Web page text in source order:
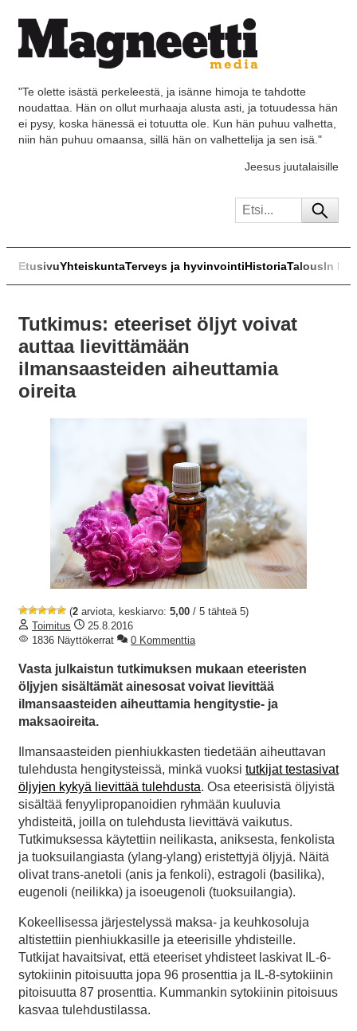
"Te olette isästä perkeleestä, ja isänne himoja te tahdotte
noudattaa. Hän on ollut murhaaja alusta asti, ja totuudessa hän
ei pysy, koska hänessä ei totuutta ole. Kun hän puhuu valhetta,
niin hän puhuu omaansa, sillä hän on valhettelija ja sen isä."
Jeesus juutalaisille
EtusivuYhteiskuntaTerveys ja hyvinvointiHistoriaTalousIn
Tutkimus: eteeriset öljyt voivat
auttaa lievittämään
ilmansaasteiden aiheuttamia
oireita
(2 arviota, keskiarvo: 5,00 / 5 tähteä 5)
Toimitus
25.8.2016
1836 Näyttökerrat
0 Kommenttia
Vasta julkaistun tutkimuksen mukaan eteeristen
öljyjen sisältämät ainesosat voivat lievittää
ilmansaasteiden aiheuttamia hengitystie- ja
maksaoireita.
Ilmansaasteiden pienhiukkasten tiedetään aiheuttavan
tulehdusta hengitysteissä, minkä vuoksi tutkijat testasivat
öljyjen kykyä lievittää tulehdusta. Osa eteerisistä öljyistä
sisältää fenyylipropanoidien ryhmään kuuluvia
yhdisteitä, joilla on tulehdusta lievittävä vaikutus.
Tutkimuksessa käytettiin neilikasta, aniksesta, fenkolista
ja tuoksuilangiasta (ylang-ylang) eristettyjä öljyjä. Näitä
olivat trans-anetoli (anis ja fenkoli), estragoli (basilika),
eugenoli (neilikka) ja isoeugenoli (tuoksuilangia).
Kokeellisessa järjestelyssä maksa- ja keuhkosoluja
altistettiin pienhiukkasille ja eteerisille yhdisteille.
Tutkijat havaitsivat, että eteeriset yhdisteet laskivat IL-6-
sytokiinin pitoisuutta jopa 96 prosenttia ja IL-8-sytokiinin
pitoisuutta 87 prosenttia. Kummankin sytokiinin pitoisuus
kasvaa tulehdustilassa.